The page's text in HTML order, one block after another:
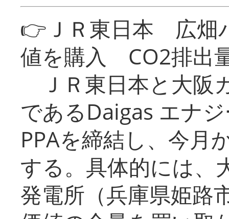
👉ＪＲ東日本 広畑
値を購入 CO2排出
ＪＲ東日本と大阪
であるDaigas エナ
PPAを締結し、今月
する。具体的には、
発電所（兵庫県姫路